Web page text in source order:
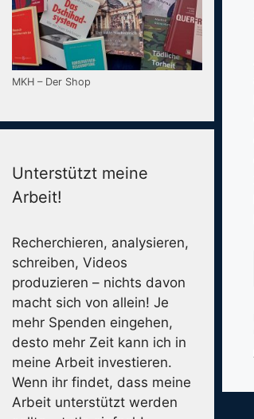
MKH – Der Shop
Unterstützt meine
Arbeit!
Recherchieren, analysieren,
schreiben, Videos
produzieren – nichts davon
macht sich von allein! Je
mehr Spenden eingehen,
desto mehr Zeit kann ich in
meine Arbeit investieren.
Wenn ihr findet, dass meine
Arbeit unterstützt werden